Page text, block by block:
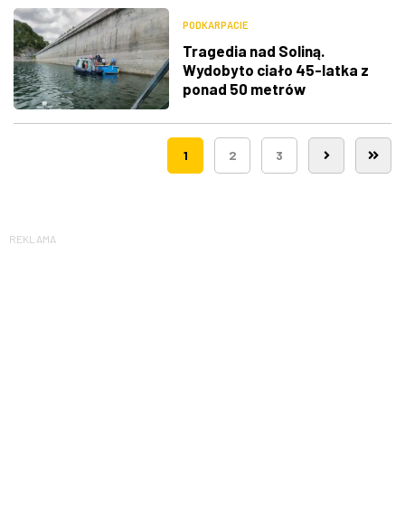
PODKARPACIE
Tragedia nad Soliną.
Wydobyto ciało 45-latka z
ponad 50 metrów
1 2 3
REKLAMA